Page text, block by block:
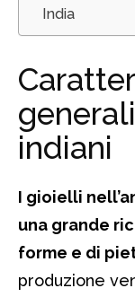
India
indiani
I gioielli
una grande
forme e di
produzione